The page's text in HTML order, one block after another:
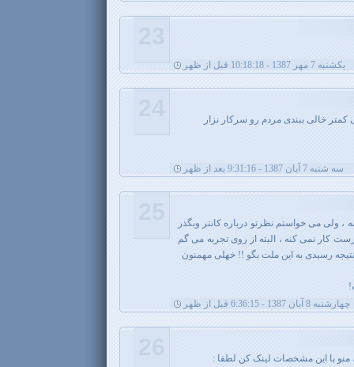
يکشنبه 7 مهر 1387 - 10:18:18 قبل از ظهر
خالی ببندی مردم رو سرکار نزار
سه شنبه 7 آبان 1387 - 9:31:16 بعد از ظهر
، ولی می خواستم نظرتو درباره کانتر وبگذر
کار نمی کنه ، البته از روی تجربه می گم
رسیدی به این ملت بگو !! خهلی مهمنون
چهارشنبه 8 آبان 1387 - 6:36:15 قبل از ظهر
منو با این مشخصات لینک کن لطفا :